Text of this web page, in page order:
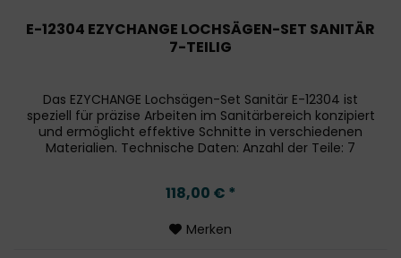
E-12304 EZYCHANGE LOCHSÄGEN-SET SANITÄR
7-TEILIG
Das EZYCHANGE Lochsägen-Set Sanitär E-12304 ist
speziell für präzise Arbeiten im Sanitärbereich konzipiert
und ermöglicht effektive Schnitte in verschiedenen
Materialien. Technische Daten: Anzahl der Teile: 7
118,00 € *
Merken